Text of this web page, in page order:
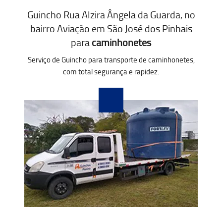
Guincho Rua Alzira Ângela da Guarda, no
bairro Aviação em São José dos Pinhais
paracaminhonetes
Serviço de Guincho para transporte de caminhonetes,
com total segurança e rapidez.